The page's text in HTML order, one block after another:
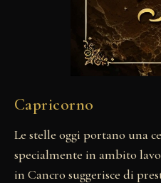
Capricorno
Le stelle oggi portano una
specialmente in ambito
in Cancro suggerisce di